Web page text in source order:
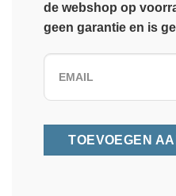
de webshop op
geen garantie en is